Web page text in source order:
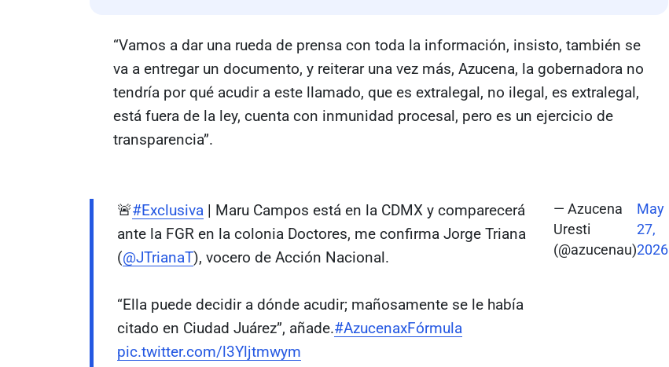
“Vamos a dar una rueda de prensa con toda la información, insisto, también se
va a entregar un documento, y reiterar una vez más, Azucena, la gobernadora no
tendría por qué acudir a este llamado, que es extralegal, no ilegal, es extralegal,
está fuera de la ley, cuenta con inmunidad procesal, pero es un ejercicio de
transparencia”.
🚨#Exclusiva | Maru Campos está en la CDMX y comparecerá
ante la FGR en la colonia Doctores, me confirma Jorge Triana
(@JTrianaT), vocero de Acción Nacional.
“Ella puede decidir a dónde acudir; mañosamente se le había
citado en Ciudad Juárez”, añade.#AzucenaxFórmula
pic.twitter.com/l3Yljtmwym
— Azucena
Uresti
(@azucenau)
May
27,
2026